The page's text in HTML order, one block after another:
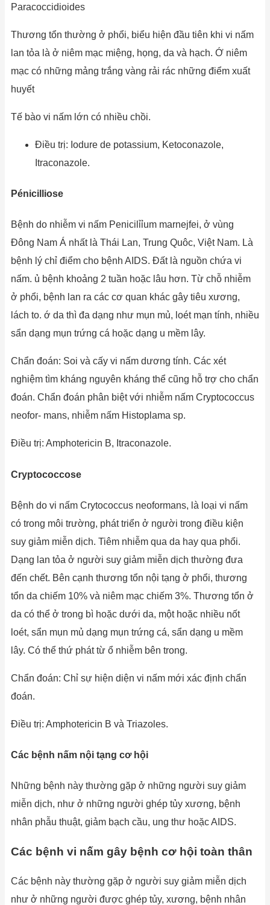
Paracoccidioides
Thương tổn thường ở phổi, biểu hiện đầu tiên khi vi nấm
lan tỏa là ở niêm mạc miệng, họng, da và hạch. Ớ niêm
mạc có những mảng trắng vàng rải rác những điểm xuất
huyết
Tế bào vi nấm lớn có nhiều chồi.
Điều trị: Iodure de potassium, Ketoconazole,
Itraconazole.
Pénicilliose
Bệnh do nhiễm vi nấm Penicilỉỉum marnejfei, ở vùng
Đông Nam Á nhất là Thái Lan, Trung Quôc, Việt Nam. Là
bệnh lý chỉ điểm cho bệnh AIDS. Đất là nguồn chứa vi
nấm. ủ bệnh khoảng 2 tuần hoặc lâu hơn. Từ chỗ nhiễm
ở phổi, bệnh lan ra các cơ quan khác gây tiêu xương,
lách to. ớ da thì đa dạng như mụn mủ, loét mạn tính, nhiều
sẩn dạng mụn trứng cá hoặc dạng u mềm lây.
Chẩn đoán: Soi và cấy vi nấm dương tính. Các xét
nghiệm tìm kháng nguyên kháng thể cũng hỗ trợ cho chẩn
đoán. Chẩn đoán phân biệt với nhiễm nấm Cryptococcus
neofor- mans, nhiễm nấm Histoplama sp.
Điều trị: Amphotericin B, Itraconazole.
Cryptococcose
Bệnh do vi nấm Crytococcus neoformans, là loại vi nấm
có trong môi trường, phát triển ở người trong điều kiện
suy giảm miễn dịch. Tiêm nhiễm qua da hay qua phổi.
Dạng lan tỏa ở người suy giảm miễn dịch thường đưa
đến chết. Bên cạnh thương tổn nội tạng ở phổi, thương
tổn da chiếm 10% và niêm mạc chiếm 3%. Thương tổn ở
da có thể ở trong bì hoặc dưới da, một hoặc nhiều nốt
loét, sẩn mụn mủ dạng mụn trứng cá, sẩn dạng u mềm
lây. Có thể thứ phát từ ổ nhiễm bên trong.
Chẩn đoán: Chỉ sự hiện diện vi nấm mới xác định chẩn
đoán.
Điều trị: Amphotericin B và Triazoles.
Các bệnh nấm nội tạng cơ hội
Những bệnh này thường gặp ở những người suy giảm
miễn dịch, như ở những người ghép tủy xương, bệnh
nhân phẫu thuật, giảm bạch cầu, ung thư hoặc AIDS.
Các bệnh vi nấm gây bệnh cơ hội toàn thân
Các bệnh này thường gặp ở người suy giảm miễn dịch
như ở những người được ghép tủy, xương, bệnh nhân